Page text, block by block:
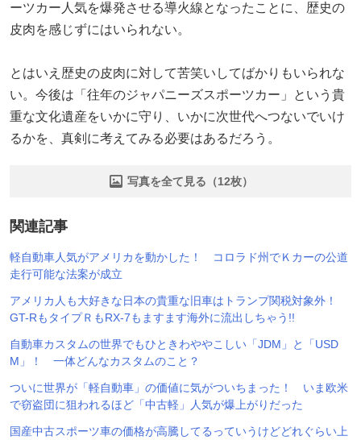
ーツカー人気を爆発させる導火線となったことに、歴史の
皮肉を感じずにはいられない。
とはいえ歴史の皮肉に対して苦笑いしてばかりもいられな
い。今後は「往年のジャパニーズスポーツカー」という貴
重な文化遺産をいかに守り、いかに次世代へつないでいけ
るかを、真剣に考えてみる必要はあるだろう。
写真を全て見る（12枚）
関連記事
軽自動車人気がアメリカを動かした！ コロラド州でＫカーの公道
走行可能な法案が成立
アメリカ人も大好きな日本の貴重な旧車はトランプ関税対象外！
GT-RもタイプＲもRX-7もますます海外に流出しちゃう!!
自動車カスタムの世界でもひときわややこしい「JDM」と「USD
M」！ 一体どんなカスタムのこと？
ついに世界が「軽自動車」の価値に気がついちまった！ いま欧米
で窃盗団に狙われるほど「中古軽」人気が爆上がりだった
国産中古スポーツ車の価格が高騰してるっていうけどどれぐらい上